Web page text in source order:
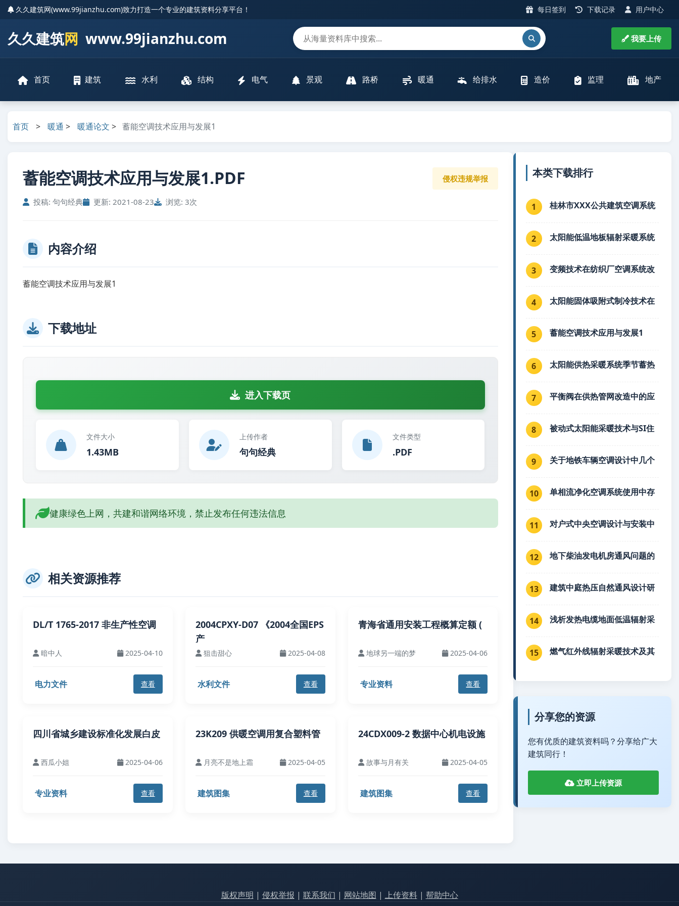
久久建筑网(www.99jianzhu.com)致力打造一个专业的建筑资料分享平台！ 每日签到 下载记录 用户中心
久久建筑网 www.99jianzhu.com 我要上传
首页 建筑 水利 结构 电气 景观 路桥 暖通 给排水 造价 监理 地产
首页 > 暖通 > 暖通论文 > 蓄能空调技术应用与发展1
蓄能空调技术应用与发展1.PDF
投稿: 句句经典 更新: 2021-08-23 浏览: 3次
侵权违规举报
内容介绍
蓄能空调技术应用与发展1
下载地址
进入下载页
文件大小
1.43MB
上传作者
句句经典
文件类型
.PDF
健康绿色上网，共建和谐网络环境，禁止发布任何违法信息
相关资源推荐
DL/T 1765-2017 非生产性空调
暗中人 2025-04-10
电力文件 查看
2004CPXY-D07 《2004全国EPS
产
狙击甜心 2025-04-08
水利文件 查看
青海省通用安装工程概算定额 (
地球另一端的梦 2025-04-06
专业资料 查看
四川省城乡建设标准化发展白皮
西瓜小姐 2025-04-06
专业资料 查看
23K209 供暖空调用复合塑料管
月亮不是地上霜 2025-04-05
建筑图集 查看
24CDX009-2 数据中心机电设施
故事与月有关 2025-04-05
建筑图集 查看
本类下载排行
1 桂林市XXX公共建筑空调系统
2 太阳能低温地板辐射采暖系统
3 变频技术在纺织厂空调系统改
4 太阳能固体吸附式制冷技术在
5 蓄能空调技术应用与发展1
6 太阳能供热采暖系统季节蓄热
7 平衡阀在供热管网改造中的应
8 被动式太阳能采暖技术与SI住
9 关于地铁车辆空调设计中几个
10 单相流净化空调系统使用中存
11 对户式中央空调设计与安装中
12 地下柴油发电机房通风问题的
13 建筑中庭热压自然通风设计研
14 浅析发热电缆地面低温辐射采
15 燃气红外线辐射采暖技术及其
分享您的资源
您有优质的建筑资料吗？分享给广大
建筑同行！
立即上传资源
版权声明 | 侵权举报 | 联系我们 | 网站地图 | 上传资料| 帮助中心